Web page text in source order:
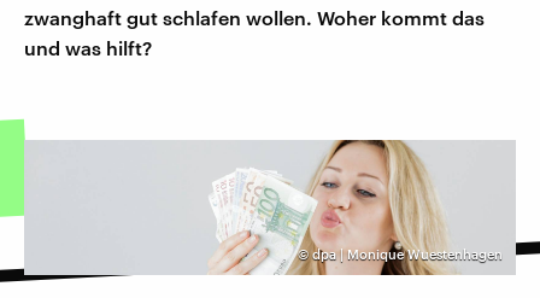
zwanghaft gut schlafen wollen. Woher kommt das
und was hilft?
©dpa | Monique Wuestenhagen